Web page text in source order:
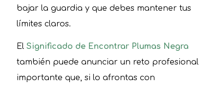
bajar la guardia y que debes mantener tus
límites claros.
El Significado de Encontrar Plumas Negra
también puede anunciar un reto profesional
importante que, si lo afrontas con